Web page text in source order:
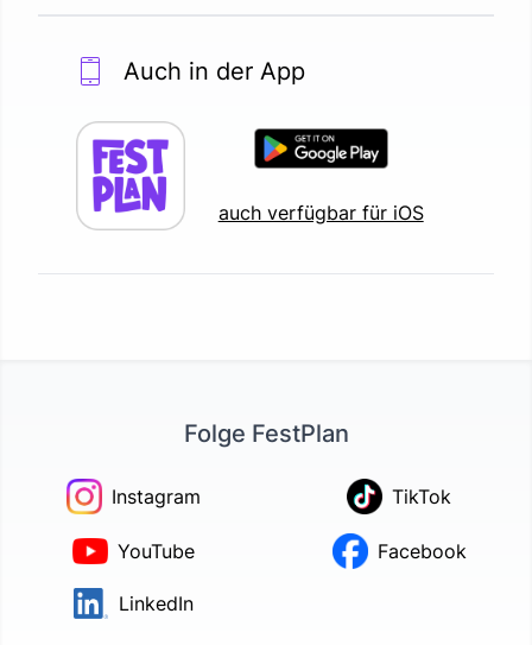
Auch in der App
auch verfügbar für iOS
Folge FestPlan
Instagram TikTok
YouTube Facebook
LinkedIn